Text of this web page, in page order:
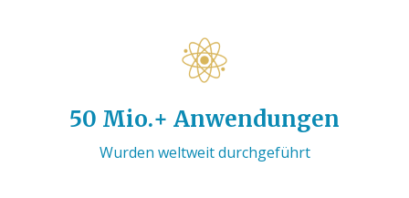
50 Mio.+ Anwendungen
Wurden weltweit durchgeführt